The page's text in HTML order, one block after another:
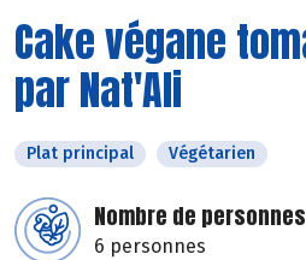
Cake végane
par Nat'Ali
Plat principal Végétarien
Nombre de personnes
6 personnes